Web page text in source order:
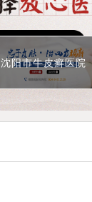
沈阳市牛皮癣医院